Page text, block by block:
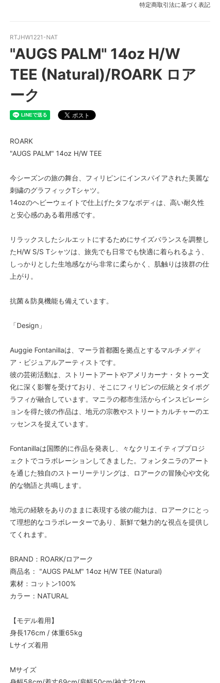
特定商取引法に基づく表記
RTJHW1221-NAT
"AUGS PALM" 14oz H/W
TEE (Natural)/ROARK ロア
ーク
ROARK
"AUGS PALM" 14oz H/W TEE
今シーズンの旅の舞台、フィリピンにインスパイアされた美麗な
刺繍のグラフィックTシャツ。
14ozのヘビーウェイトで仕上げたタフなボディは、高い耐久性
と安心感のある着用感です。
リラックスしたシルエットにするためにサイズバランスを調整し
たH/W S/S Tシャツは、旅先でも日常でも快適に着られるよう、
しっかりとした生地感ながら非常に柔らかく、肌触りは抜群の仕
上がり。
抗菌＆防臭機能も備えています。
「Design」
Auggie Fontanillaは、マーラ首都圏を拠点とするマルチメディ
ア・ビジュアルアーティストです。
彼の芸術活動は、ストリートアートやアメリカーナ・タトゥー文
化に深く影響を受けており、そこにフィリピンの伝統とタイポグ
ラフィが融合しています。マニラの都市生活からインスピレーシ
ョンを得た彼の作品は、地元の宗教やストリートカルチャーのエ
ッセンスを捉えています。
Fontanillaは国際的に作品を発表し、々なクリエイティブプロジ
ェクトでコラボレーションしてきました。フォンタニラのアート
を通じた独自のストーリーテリングは、ロアークの冒険心や文化
的な物語と共鳴します。
地元の経験をありのままに表現する彼の能力は、ロアークにとっ
て理想的なコラボレーターであり、新鮮で魅力的な視点を提供し
てくれます。
BRAND：ROARK/ロアーク
商品名： "AUGS PALM" 14oz H/W TEE (Natural)
素材：コットン100%
カラー：NATURAL
【モデル着用】
身長176cm / 体重65kg
Lサイズ着用
Mサイズ